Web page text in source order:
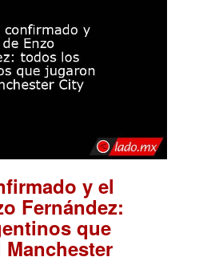
y el
Fernández:
que